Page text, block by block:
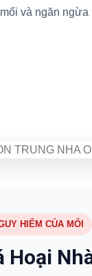
và ngăn
HIỂM CỦA MỐI